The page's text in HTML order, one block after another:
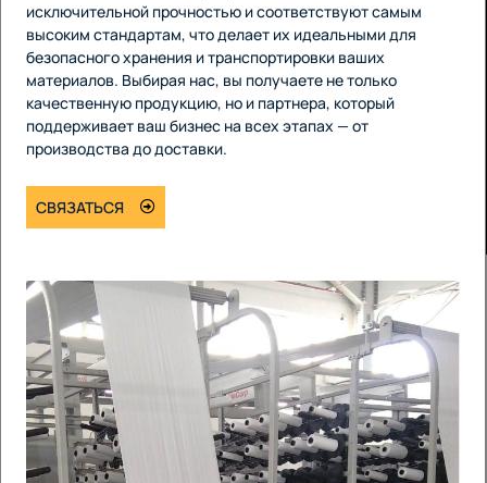
исключительной прочностью и соответствуют самым
высоким стандартам, что делает их идеальными для
безопасного хранения и транспортировки ваших
материалов. Выбирая нас, вы получаете не только
качественную продукцию, но и партнера, который
поддерживает ваш бизнес на всех этапах — от
производства до доставки.
СВЯЗАТЬСЯ